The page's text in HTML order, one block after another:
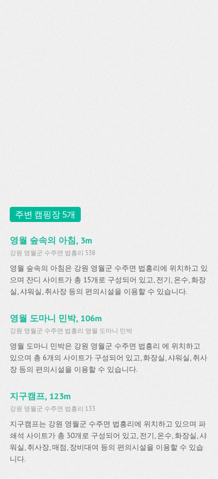
주변 캠핑장 5개
영월 숲속의 아침, 3m
강원 영월군 수주면 법흥리 538
영월 숲속의 아침은 강원 영월군 수주면 법흥리에 위치하고 있
으며 잔디 사이트가 총 15개로 구성되어 있고, 전기, 온수, 화장
실, 샤워실, 취사장 등의 편의시설을 이용할 수 있습니다.
영월 도마니 민박, 106m
강원 영월군 수주면 법흥리 영월 도마니 민박
영월 도마니 민박은 강원 영월군 수주면 법흥리 에 위치하고
있으며 총 6개의 사이트가 구성되어 있고, 화장실, 샤워실, 취사
장 등의 편의시설을 이용할 수 있습니다.
지구캠프, 123m
강원 영월군 수주면 법흥리 133
지구캠프는 강원 영월군 수주면 법흥리에 위치하고 있으며 파
쇄석 사이트가 총 30개로 구성되어 있고, 전기, 온수, 화장실, 샤
워실, 취사장, 매점, 장비대여 등의 편의시설을 이용할 수 있습
니다.